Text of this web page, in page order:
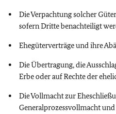
Die Verpachtung solcher
sofern Dritte benachteiligt
Ehegüterverträge und ihre
Die Übertragung, die
Erbe oder auf Rechte der
Die Vollmacht zur
Generalprozessvollmacht